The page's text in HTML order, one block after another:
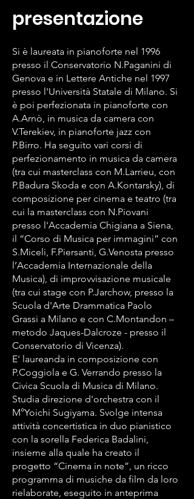
presentazione
Si è laureata in pianoforte nel 1996
presso il Conservatorio N.Paganini di
Genova e in Lettere Antiche nel 1997
presso l'Università Statale di Milano. Si
è poi perfezionata in pianoforte con
A.Arnò, in musica da camera con
V.Terekiev, in pianoforte jazz con
P.Birro. Ha seguito vari corsi di
perfezionamento in musica da camera
(tra cui masterclass con M.Larrieu, con
P.Badura Skoda e con A.Kontarsky), di
composizione per cinema e teatro (tra
cui la masterclass con N.Piovani
presso l'Accademia Chigiana a Siena,
il “Corso di Musica per immagini” con
S.Miceli, F.Piersanti, G.Venosta presso
l’Accademia Internazionale della
Musica), di improvvisazione musicale
(tra cui stage con P.Jarchow, presso la
Scuola d'Arte Drammatica Paolo
Grassi a Milano e con C.Montandon –
metodo Jaques-Dalcroze - presso il
Conservatorio di Vicenza).
E' laureanda in composizione con
P.Coggiola e G. Verrando presso la
Civica Scuola di Musica di Milano.
Studia direzione d'orchestra con il
M°Yoichi Sugiyama. Svolge intensa
attività concertistica in duo pianistico
con la sorella Federica Badalini,
insieme alla quale ha creato il
progetto “Cinema in note”, un ricco
programma di musiche da film da loro
rielaborate, eseguito in anteprima